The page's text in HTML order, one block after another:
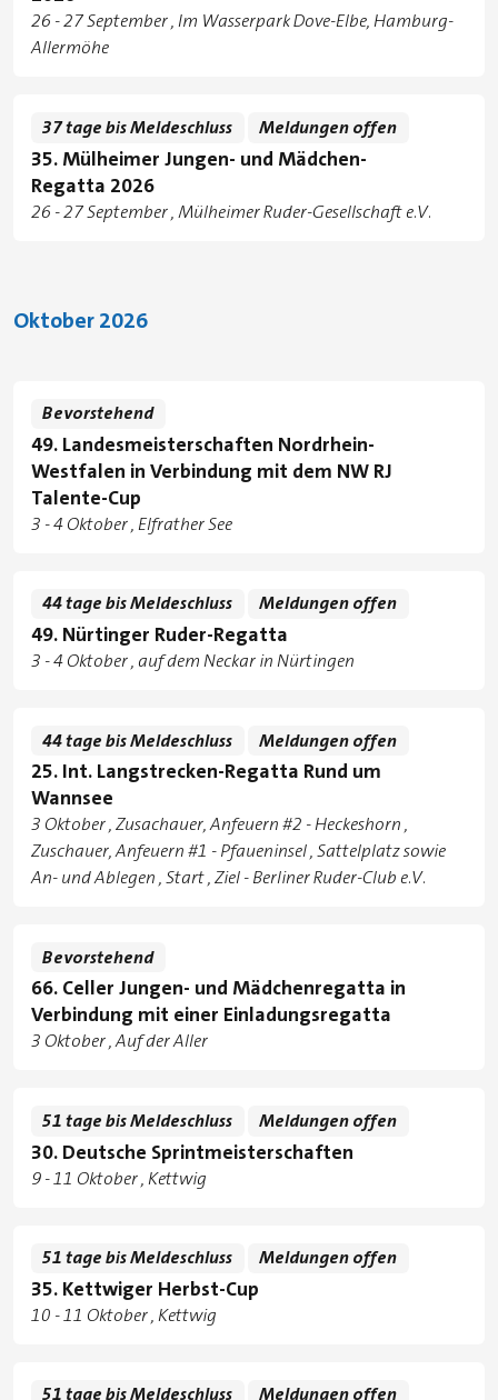
Tage
26zu
-27 September
Standorte
Im Wasserpark Dove-Elbe, Hamburg-
Allermöhe
35. Mülheimer Jungen- und Mädchen-
Regatta 2026
Tage
26zu
-27 September Mülheimer Ruder-Gesellschaft e.V.
37 tage bis Meldeschluss Meldungen offen
Oktober 2026
49. Landesmeisterschaften Nordrhein-
Westfalen in Verbindung mit dem NW RJ
Talente-Cup
Tage
3 zu
-4 Oktober Elfrather See
Bevorstehend
49. Nürtinger Ruder-Regatta
Tage
3 zu
-4 Oktober auf dem Neckar in Nürtingen
44 tage bis Meldeschluss Meldungen offen
25. Int. Langstrecken-Regatta Rund um
Wannsee
Tage
3 Oktober
Standorte
Zusachauer, Anfeuern #2 - Heckeshorn,
Zuschauer, Anfeuern #1 - Pfaueninsel,Sattelplatz sowie
An- und Ablegen,Start,Ziel - Berliner Ruder-Club e.V.
44 tage bis Meldeschluss Meldungen offen
66. Celler Jungen- und Mädchenregatta in
Verbindung mit einer Einladungsregatta
Tage
3 Oktober Auf der Aller
Bevorstehend
30. Deutsche Sprintmeisterschaften
Tage
9zu
-11 Oktober Kettwig
51 tage bis Meldeschluss Meldungen offen
35. Kettwiger Herbst-Cup
Tage
10 zu
-11 Oktober Kettwig
51 tage bis Meldeschluss Meldungen offen
51 tage bis Meldeschluss Meldungen offen